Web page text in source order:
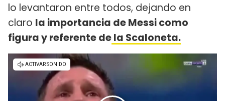
lo levantaron entre todos, dejando en
claro la importancia de Messi como
figura y referente dela Scaloneta.